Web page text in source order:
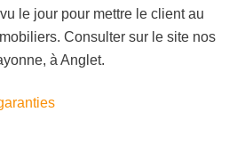
le jour pour mettre le client au
Consulter sur le site nos
à Anglet.